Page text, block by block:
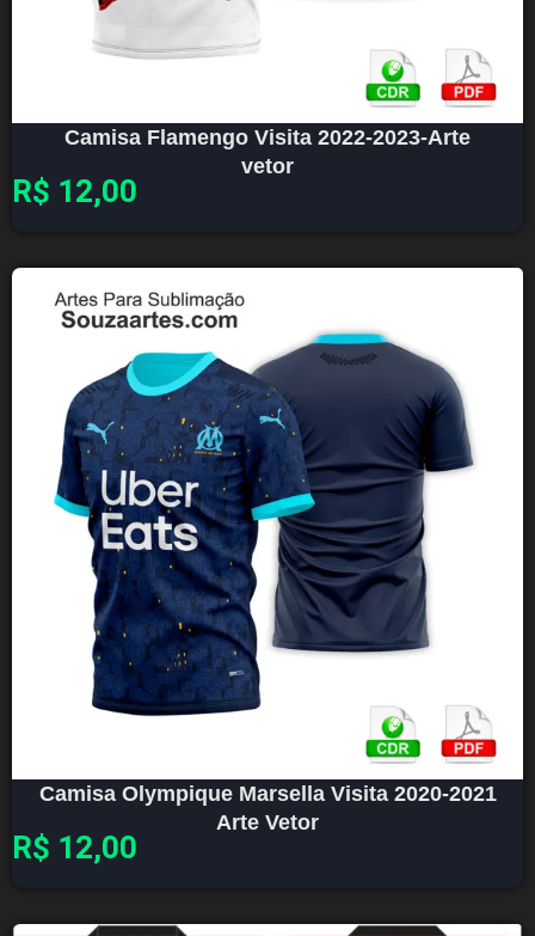
Camisa Flamengo Visita 2022-2023-Arte
vetor
R$ 12,00
Camisa Olympique Marsella Visita 2020-2021
Arte Vetor
R$ 12,00